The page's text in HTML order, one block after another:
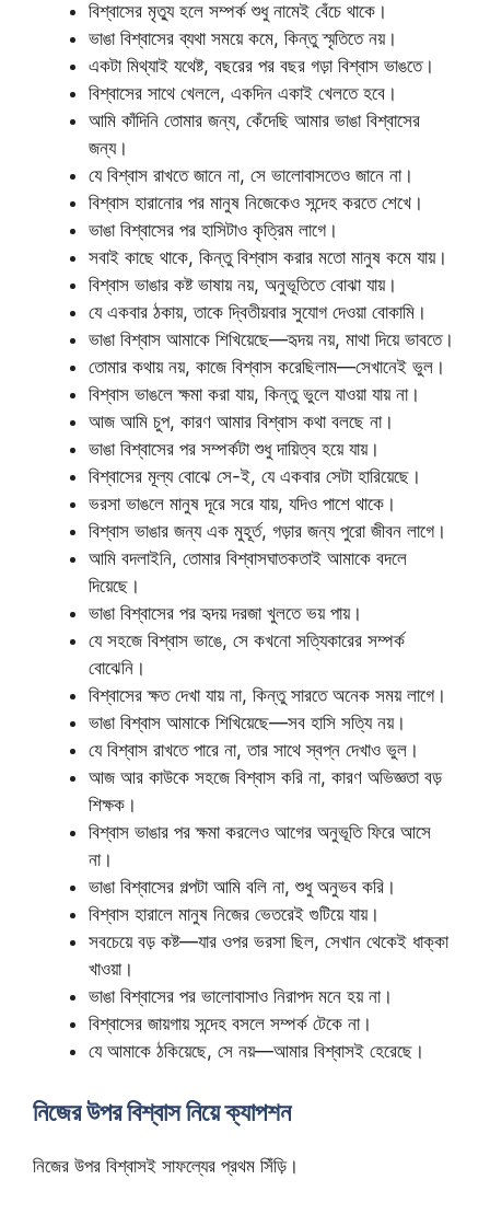
বিশ্বাসের মৃত্যু হলে সম্পর্ক শুধু নামেই বেঁচে থাকে।
ভাঙা বিশ্বাসের ব্যথা সময়ে কমে, কিন্তু স্মৃতিতে নয়।
একটা মিথ্যাই যথেষ্ট, বছরের পর বছর গড়া বিশ্বাস ভাঙতে।
বিশ্বাসের সাথে খেললে, একদিন একাই খেলতে হবে।
আমি কাঁদিনি তোমার জন্য, কেঁদেছি আমার ভাঙা বিশ্বাসের
জন্য।
যে বিশ্বাস রাখতে জানে না, সে ভালোবাসতেও জানে না।
বিশ্বাস হারানোর পর মানুষ নিজেকেও সন্দেহ করতে শেখে।
ভাঙা বিশ্বাসের পর হাসিটাও কৃত্রিম লাগে।
সবাই কাছে থাকে, কিন্তু বিশ্বাস করার মতো মানুষ কমে যায়।
বিশ্বাস ভাঙার কষ্ট ভাষায় নয়, অনুভূতিতে বোঝা যায়।
যে একবার ঠকায়, তাকে দ্বিতীয়বার সুযোগ দেওয়া বোকামি।
ভাঙা বিশ্বাস আমাকে শিখিয়েছে—হৃদয় নয়, মাথা দিয়ে ভাবতে।
তোমার কথায় নয়, কাজে বিশ্বাস করেছিলাম—সেখানেই ভুল।
বিশ্বাস ভাঙলে ক্ষমা করা যায়, কিন্তু ভুলে যাওয়া যায় না।
আজ আমি চুপ, কারণ আমার বিশ্বাস কথা বলছে না।
ভাঙা বিশ্বাসের পর সম্পর্কটা শুধু দায়িত্ব হয়ে যায়।
বিশ্বাসের মূল্য বোঝে সে-ই, যে একবার সেটা হারিয়েছে।
ভরসা ভাঙলে মানুষ দূরে সরে যায়, যদিও পাশে থাকে।
বিশ্বাস ভাঙার জন্য এক মুহূর্ত, গড়ার জন্য পুরো জীবন লাগে।
আমি বদলাইনি, তোমার বিশ্বাসঘাতকতাই আমাকে বদলে
দিয়েছে।
ভাঙা বিশ্বাসের পর হৃদয় দরজা খুলতে ভয় পায়।
যে সহজে বিশ্বাস ভাঙে, সে কখনো সত্যিকারের সম্পর্ক
বোঝেনি।
বিশ্বাসের ক্ষত দেখা যায় না, কিন্তু সারতে অনেক সময় লাগে।
ভাঙা বিশ্বাস আমাকে শিখিয়েছে—সব হাসি সত্যি নয়।
যে বিশ্বাস রাখতে পারে না, তার সাথে স্বপ্ন দেখাও ভুল।
আজ আর কাউকে সহজে বিশ্বাস করি না, কারণ অভিজ্ঞতা বড়
শিক্ষক।
বিশ্বাস ভাঙার পর ক্ষমা করলেও আগের অনুভূতি ফিরে আসে
না।
ভাঙা বিশ্বাসের গল্পটা আমি বলি না, শুধু অনুভব করি।
বিশ্বাস হারালে মানুষ নিজের ভেতরেই গুটিয়ে যায়।
সবচেয়ে বড় কষ্ট—যার ওপর ভরসা ছিল, সেখান থেকেই ধাক্কা
খাওয়া।
ভাঙা বিশ্বাসের পর ভালোবাসাও নিরাপদ মনে হয় না।
বিশ্বাসের জায়গায় সন্দেহ বসলে সম্পর্ক টেকে না।
যে আমাকে ঠকিয়েছে, সে নয়—আমার বিশ্বাসই হেরেছে।
নিজের উপর বিশ্বাস নিয়ে ক্যাপশন
নিজের উপর বিশ্বাসই সাফল্যের প্রথম সিঁড়ি।